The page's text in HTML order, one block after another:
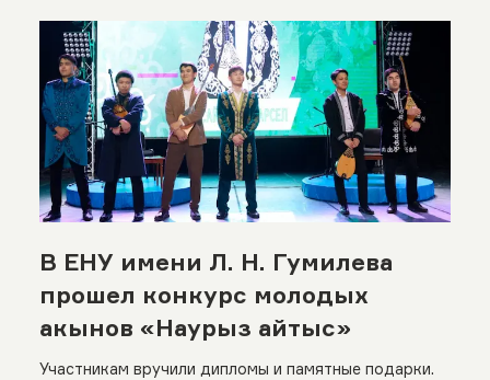
В ЕНУ имени Л. Н. Гумилева
прошел конкурс молодых
акынов «Наурыз айтыс»
Участникам вручили дипломы и памятные подарки.